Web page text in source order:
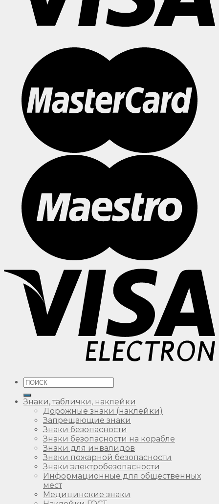
Искать:
Знаки, таблички, наклейки
Дорожные знаки (наклейки)
Запрещающие знаки
Знаки безопасности
Знаки безопасности на корабле
Знаки для инвалидов
Знаки пожарной безопасности
Знаки электробезопасности
Информационные для общественных
мест
Медицинские знаки